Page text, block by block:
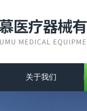
关于我们